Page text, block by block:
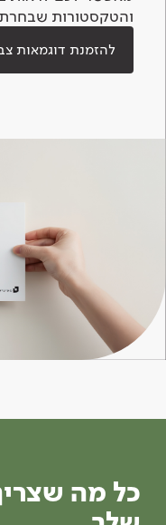
והטקסטורות
להזמנת דוגמאות
כל מה